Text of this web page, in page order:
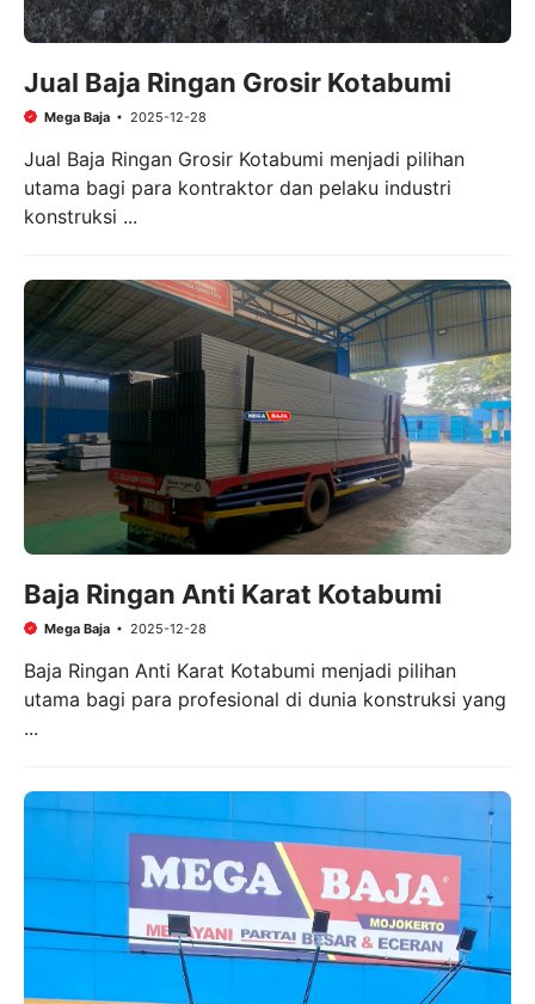
Jual Baja Ringan Grosir Kotabumi
Mega Baja 2025-12-28
Jual Baja Ringan Grosir Kotabumi menjadi pilihan
utama bagi para kontraktor dan pelaku industri
konstruksi ...
Baja Ringan Anti Karat Kotabumi
Mega Baja 2025-12-28
Baja Ringan Anti Karat Kotabumi menjadi pilihan
utama bagi para profesional di dunia konstruksi yang
...